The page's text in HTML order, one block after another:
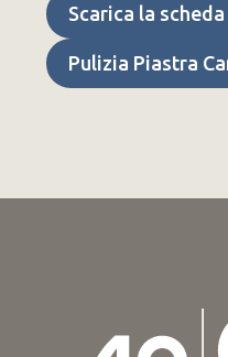
Scarica la
Pulizia Piastra